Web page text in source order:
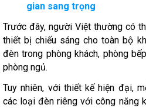
gian sang trọng
Trước đây, người Việt thường có
thiết bị chiếu sáng cho toàn bộ
đèn trong phòng khách, phòng
phòng ngủ.
Tuy nhiên, với thiết kế hiện đại,
các loại đèn riêng với công năng